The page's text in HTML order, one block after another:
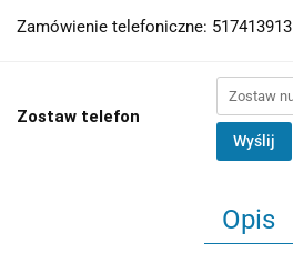
Zamówienie telefoniczne: 517413913
Zostaw telefon
Wyślij
Opis